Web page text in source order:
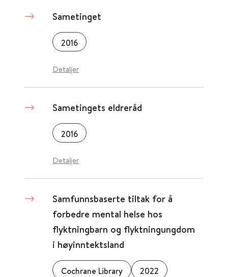
Sametinget
2016
Detaljer
Sametingets eldreråd
2016
Detaljer
Samfunnsbaserte tiltak for å
forbedre mental helse hos
flyktningbarn og flyktningungdom
i høyinntektsland
Cochrane Library 2022